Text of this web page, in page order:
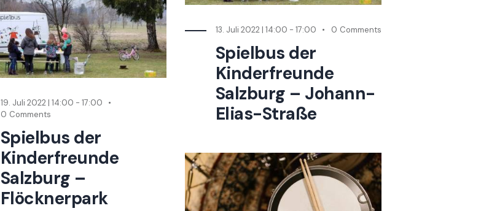
13. Juli 2022 | 14:00 - 17:00 0 Comments
Spielbus der
Kinderfreunde
Salzburg – Johann-
Elias-Straße
19. Juli 2022 | 14:00 - 17:00
0 Comments
Spielbus der
Kinderfreunde
Salzburg –
Flöcknerpark